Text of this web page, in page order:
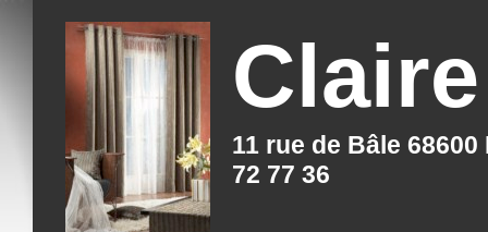
11 rue de Bâle
72 77 36